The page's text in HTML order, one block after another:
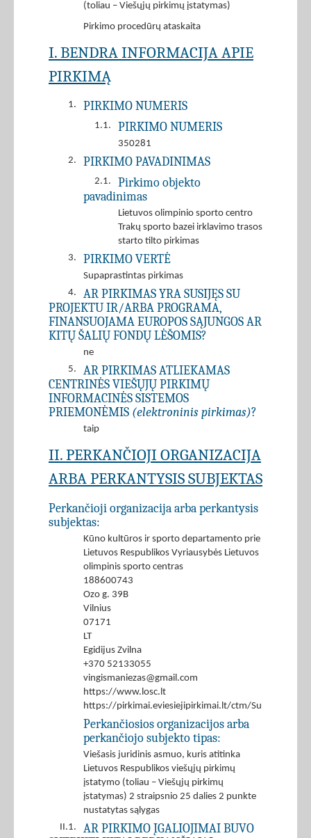
(toliau – Viešųjų pirkimų įstatymas)
Pirkimo procedūrų ataskaita
I. BENDRA INFORMACIJA APIE
PIRKIMĄ
1. PIRKIMO NUMERIS
1.1. PIRKIMO NUMERIS
350281
2.
PIRKIMO PAVADINIMAS
2.1.
Pirkimo objekto
pavadinimas
Lietuvos olimpinio sporto centro
Trakų sporto bazei irklavimo trasos
starto tilto pirkimas
3.
PIRKIMO VERTĖ
Supaprastintas pirkimas
4.
AR PIRKIMAS YRA SUSIJĘS SU
PROJEKTU IR/ARBA PROGRAMA,
FINANSUOJAMA EUROPOS SĄJUNGOS AR
KITŲ ŠALIŲ FONDŲ LĖŠOMIS?
ne
5.
AR PIRKIMAS ATLIEKAMAS
CENTRINĖS VIEŠŲJŲ PIRKIMŲ
INFORMACINĖS SISTEMOS
PRIEMONĖMIS (elektroninis pirkimas)?
taip
II. PERKANČIOJI ORGANIZACIJA
ARBA PERKANTYSIS SUBJEKTAS
Perkančioji organizacija arba perkantysis
subjektas:
Kūno kultūros ir sporto departamento prie
Lietuvos Respublikos Vyriausybės Lietuvos
olimpinis sporto centras
188600743
Ozo g. 39B
Vilnius
07171
LT
Egidijus Zvilna
+370 52133055
vingismaniezas@gmail.com
https://www.losc.lt
https://pirkimai.eviesiejipirkimai.lt/ctm/Supplier/
Perkančiosios organizacijos arba
perkančiojo subjekto tipas:
Viešasis juridinis asmuo, kuris atitinka
Lietuvos Respublikos viešųjų pirkimų
įstatymo (toliau – Viešųjų pirkimų
įstatymas) 2 straipsnio 25 dalies 2 punkte
nustatytas sąlygas
II.1.
AR PIRKIMO ĮGALIOJIMAI BUVO